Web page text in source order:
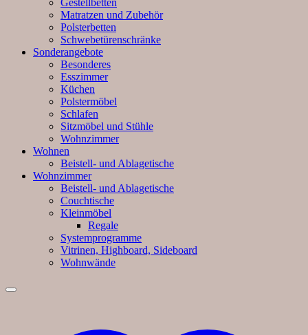
Matratzen und Zubehör
Polsterbetten
Schwebetürenschränke
Sonderangebote
Besonderes
Esszimmer
Küchen
Polstermöbel
Schlafen
Sitzmöbel und Stühle
Wohnzimmer
Wohnen
Beistell- und Ablagetische
Wohnzimmer
Beistell- und Ablagetische
Couchtische
Kleinmöbel
Regale
Systemprogramme
Vitrinen, Highboard, Sideboard
Wohnwände